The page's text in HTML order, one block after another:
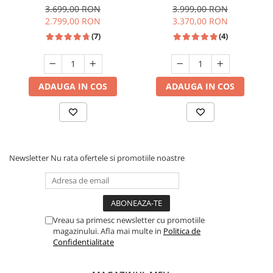
Unelte Gradinarit
Ventilatoare & Sisteme Racire
Aparate de aer conditionat
Ventilatoare
Zootehnie
Foarfeci tuns oi
Incubatoare oua
latime 90 cm, Samus
SM950AGRXS
3.699,00 RON
2.799,00 RON
(7)
ADAUGA IN COS
electrica, 90 x 60 cm,
rotisor, 2 ventilatoare, grill
electric, Inox, Studio Casa
3.999,00 RON
3.370,00 RON
(4)
ADAUGA IN COS
Newsletter Nu rata ofertele si promotiile noastre
Vreau sa primesc newsletter cu promotiile
magazinului. Afla mai multe in Politica de
Confidentialitate